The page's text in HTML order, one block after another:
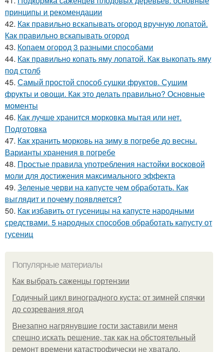
принципы и рекомендации
42. Как правильно вскапывать огород вручную лопатой.
Как правильно вскапывать огород
43. Копаем огород 3 разными способами
44. Как правильно копать яму лопатой. Как выкопать яму
под столб
45. Самый простой способ сушки фруктов. Сушим
фрукты и овощи. Как это делать правильно? Основные
моменты
46. Как лучше хранится морковка мытая или нет.
Подготовка
47. Как хранить морковь на зиму в погребе до весны.
Варианты хранения в погребе
48. Простые правила употребления настойки восковой
моли для достижения максимального эффекта
49. Зеленые черви на капусте чем обработать. Как
выглядит и почему появляется?
50. Как избавить от гусеницы на капусте народными
средствами. 5 народных способов обработать капусту от
гусениц
Популярные материалы
Как выбрать саженцы гортензии
Годичный цикл виноградного куста: от зимней спячки
до созревания ягод
Внезапно нагрянувшие гости заставили меня
спешно искать решение, так как на обстоятельный
ремонт времени катастрофически не хватало.